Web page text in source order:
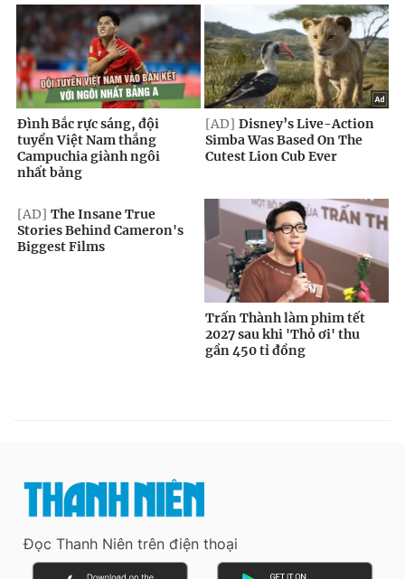
Đọc Thanh Niên trên điện thoại